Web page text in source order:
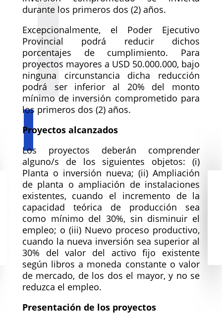
durante los primeros dos (2) años.
Excepcionalmente, el Poder Ejecutivo
Provincial podrá reducir dichos
porcentajes de cumplimiento. Para
proyectos mayores a USD 50.000.000, bajo
ninguna circunstancia dicha reducción
podrá ser inferior al 20% del monto
mínimo de inversión comprometido para
los primeros dos (2) años.
Proyectos alcanzados
Los proyectos deberán comprender
alguno/s de los siguientes objetos: (i)
Planta o inversión nueva; (ii) Ampliación
de planta o ampliación de instalaciones
existentes, cuando el incremento de la
capacidad teórica de producción sea
como mínimo del 30%, sin disminuir el
empleo; o (iii) Nuevo proceso productivo,
cuando la nueva inversión sea superior al
30% del valor del activo fijo existente
según libros a moneda constante o valor
de mercado, de los dos el mayor, y no se
reduzca el empleo.
Presentación de los proyectos